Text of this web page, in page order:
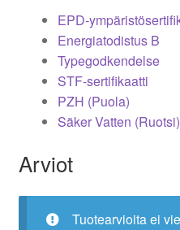
EPD-
Energiatodistus B
Typegodkendelse
STF-sertifikaatti
PZH (Puola)
Säker Vatten (Ruotsi)
Arviot
Tuotearvioita ei